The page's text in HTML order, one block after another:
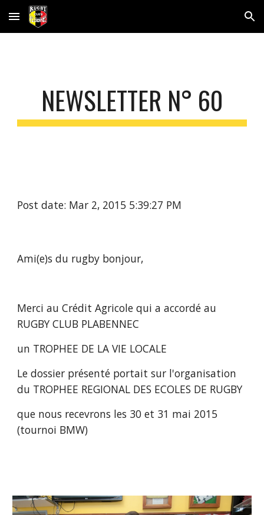
Skip to main content Skip to navigation
NEWSLETTER N° 60
Post date: Mar 2, 2015 5:39:27 PM
Ami(e)s du rugby bonjour,
Merci au Crédit Agricole qui a accordé au
RUGBY CLUB PLABENNEC
un TROPHEE DE LA VIE LOCALE
Le dossier présenté portait sur l'organisation
du TROPHEE REGIONAL DES ECOLES DE RUGBY
que nous recevrons les 30 et 31 mai 2015
(tournoi BMW)